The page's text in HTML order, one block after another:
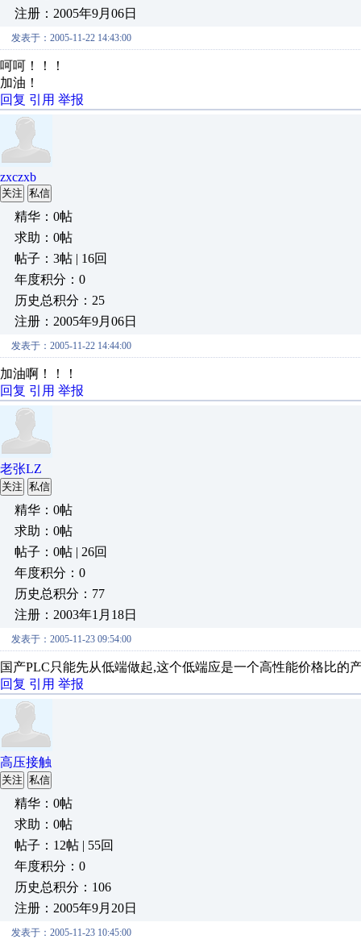
注册：2005年9月06日
发表于：2005-11-22 14:43:00
呵呵！！！
加油！
回复 引用 举报
zxczxb
关注 私信
精华：0帖
求助：0帖
帖子：3帖 | 16回
年度积分：0
历史总积分：25
注册：2005年9月06日
发表于：2005-11-22 14:44:00
加油啊！！！
回复 引用 举报
老张LZ
关注 私信
精华：0帖
求助：0帖
帖子：0帖 | 26回
年度积分：0
历史总积分：77
注册：2003年1月18日
发表于：2005-11-23 09:54:00
国产PLC只能先从低端做起,这个低端应是一个高性能价格比
回复 引用 举报
高压接触
关注 私信
精华：0帖
求助：0帖
帖子：12帖 | 55回
年度积分：0
历史总积分：106
注册：2005年9月20日
发表于：2005-11-23 10:45:00